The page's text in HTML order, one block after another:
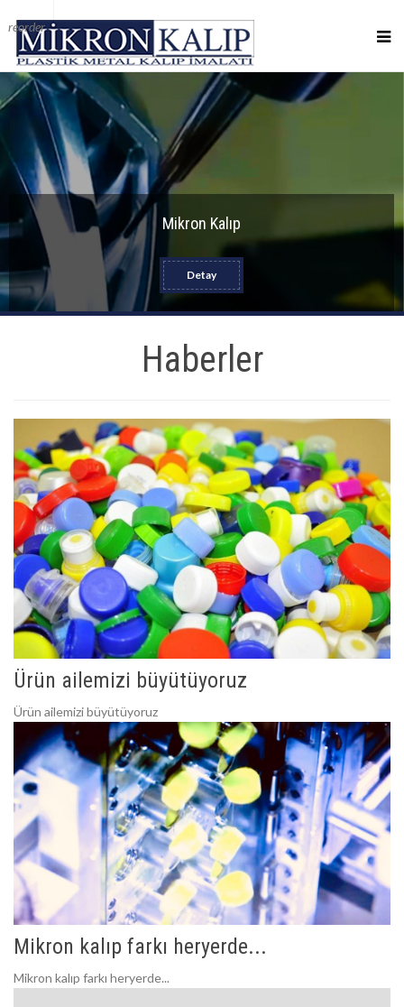
reorder
Mikron Kalıp
Detay
Haberler
Ürün ailemizi büyütüyoruz
Ürün ailemizi büyütüyoruz
Mikron kalıp farkı heryerde...
Mikron kalıp farkı heryerde...